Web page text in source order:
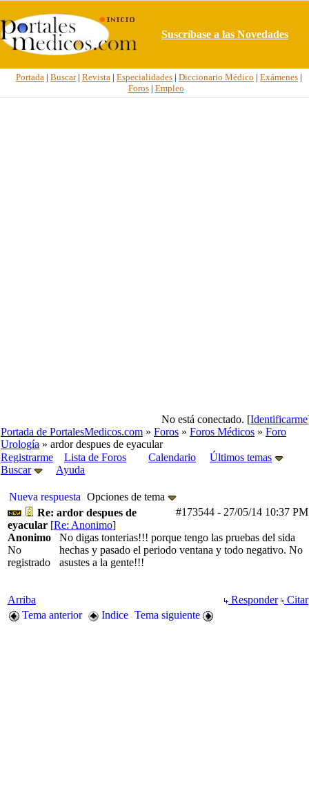
Suscríbase a las Novedades
Portada | Buscar| Revista | Especialidades | Diccionario Médico | Exámenes |
Foros| Empleo
No está conectado. [Identificarme
Portada de PortalesMedicos.com » Foros » Foros Médicos » Foro
Urología » ardor despues de eyacular
Registrarme
Lista de Foros Calendario
Últimos temas
Buscar
Ayuda
Nueva respuesta Opciones de tema
#173544 - 27/05/14 10:37 PM
Re: ardor despues de
eyacular [Re: Anonimo]
Anonimo
No
registrado
No digas tonterias!!! porque tengo las pruebas del sida
hechas y pasado el periodo ventana y todo negativo. No
asustes a la gente!!!
Arriba Responder
Citar
Tema anterior
Indice Tema siguiente